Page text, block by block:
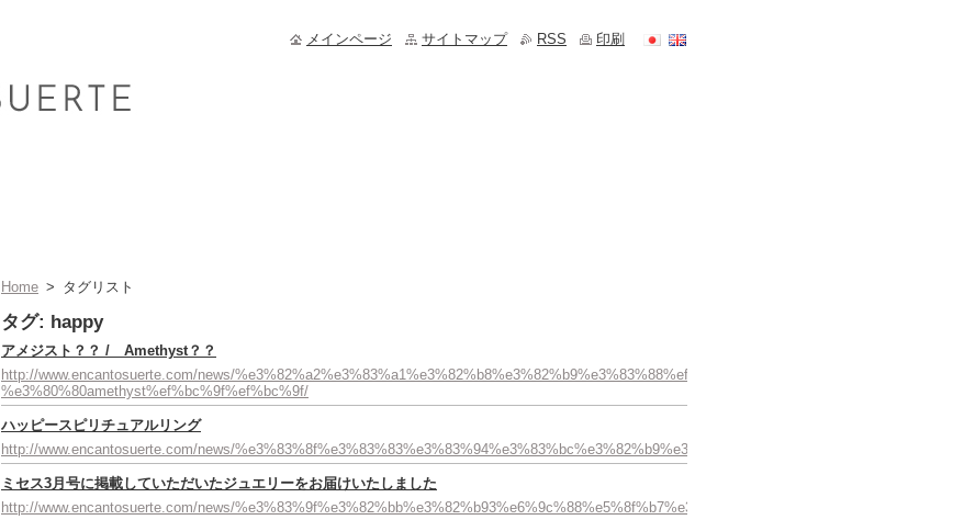
Home > タグリスト
タグ: happy
アメジスト？？ / Amethyst？？
http://www.encantosuerte.com/news/%e3%82%a2%e3%83%a1%e3%82%b8%e3%82%b9%e3%83%88%ef%bc%9f%ef%bc%9f-
%e3%80%80amethyst%ef%bc%9f%ef%bc%9f/
ハッピースピリチュアルリング
http://www.encantosuerte.com/news/
ミセス3月号に掲載していただいたジュエリーをお届けいたしました
http://www.encantosuerte.com/news/
メインページ サイトマップ RSS 印刷